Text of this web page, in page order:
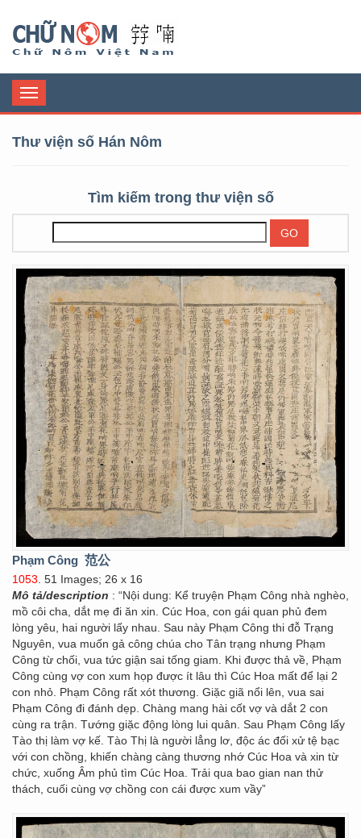
Toggle
navigation
Thư viện số Hán Nôm
Tìm kiếm trong thư viện số
Phạm Công 范公
1053 . 51 Images; 26 x 16
Mô tả/description : “Nội dung: Kể truyện Phạm Công nhà nghèo,
mồ côi cha, dắt mẹ đi ăn xin. Cúc Hoa, con gái quan phủ đem
lòng yêu, hai người lấy nhau. Sau này Phạm Công thi đỗ Trạng
Nguyên, vua muốn gả công chúa cho Tân trạng nhưng Phạm
Công từ chối, vua tức giận sai tống giam. Khi được thả về, Phạm
Công cùng vợ con xum họp được ít lâu thì Cúc Hoa mất để lại 2
con nhỏ. Phạm Công rất xót thương. Giặc giã nổi lên, vua sai
Phạm Công đi đánh dẹp. Chàng mang hài cốt vợ và dắt 2 con
cùng ra trận. Tướng giặc động lòng lui quân. Sau Phạm Công lấy
Tào thị làm vợ kế. Tào Thị là người lẳng lơ, độc ác đối xử tệ bạc
với con chồng, khiến chàng càng thương nhớ Cúc Hoa và xin từ
chức, xuống Âm phủ tìm Cúc Hoa. Trải qua bao gian nan thử
thách, cuối cùng vợ chồng con cái được xum vầy”